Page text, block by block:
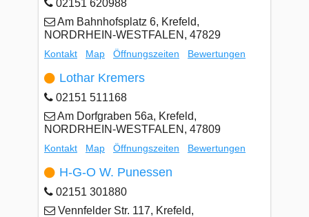
02151 620988
Am Bahnhofsplatz 6, Krefeld,
NORDRHEIN-WESTFALEN, 47829
Kontakt Map Öffnungszeiten Bewertungen
Lothar Kremers
02151 511168
Am Dorfgraben 56a, Krefeld,
NORDRHEIN-WESTFALEN, 47809
Kontakt Map Öffnungszeiten Bewertungen
H-G-O W. Punessen
02151 301880
Vennfelder Str. 117, Krefeld,